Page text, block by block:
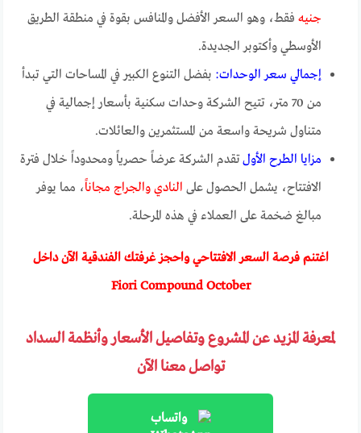
جنيه فقط، وهو السعر الأفضل والمنافس بقوة في منطقة الطريق
الأوسطي وأكتوبر الجديدة.
إجمالي سعر الوحدات: بفضل التنوع الكبير في المساحات التي تبدأ
من 70 متر، تتيح الشركة وحدات سكنية بأسعار إجمالية في
متناول شريحة واسعة من المستثمرين والعائلات.
مزايا الطرح الأولتقدم الشركة عرضاً حصرياً ومحدوداً خلال فترة
الافتتاح، يشمل الحصول على النادي والجراج مجاناً، مما يوفر
مبالغ ضخمة على العملاء في هذه المرحلة.
اغتنم فرصة السعر الافتتاحي واحجز غرفتك الفندقية الآن داخل
Fiori Compound October
لمعرفة المزيد عن المشروع وتفاصيل الأسعار وأنظمة السداد
تواصل معنا الآن
واتساب